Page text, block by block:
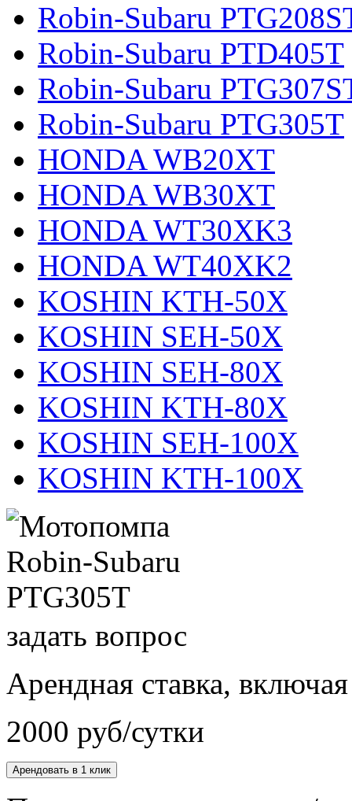
Robin-Subaru
Robin-Subaru PTD405T
Robin-Subaru
Robin-Subaru PTG305T
HONDA WB20XT
HONDA WB30XT
HONDA WT30XK3
HONDA WT40XK2
KOSHIN KTH-50X
KOSHIN SEH-50X
KOSHIN SEH-80X
KOSHIN KTH-80X
KOSHIN SEH-100X
KOSHIN KTH-100X
задать вопрос
Арендная ставка,
2000 руб/сутки
Арендовать в 1 клик